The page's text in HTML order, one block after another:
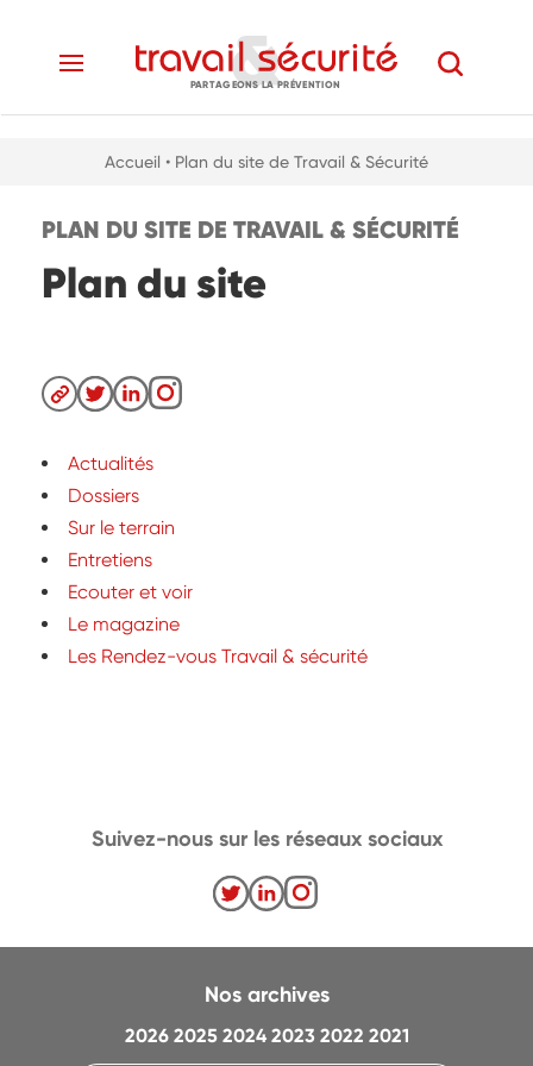
PARTAGEONS LA PRÉVENTION
Accueil • Plan du site de Travail & Sécurité
PLAN DU SITE DE TRAVAIL & SÉCURITÉ
Plan du site
Actualités
Dossiers
Sur le terrain
Entretiens
Ecouter et voir
Le magazine
Les Rendez-vous Travail & sécurité
Nos archives
2026 2025 2024 2023 2022 2021
Suivez-nous sur les réseaux sociaux